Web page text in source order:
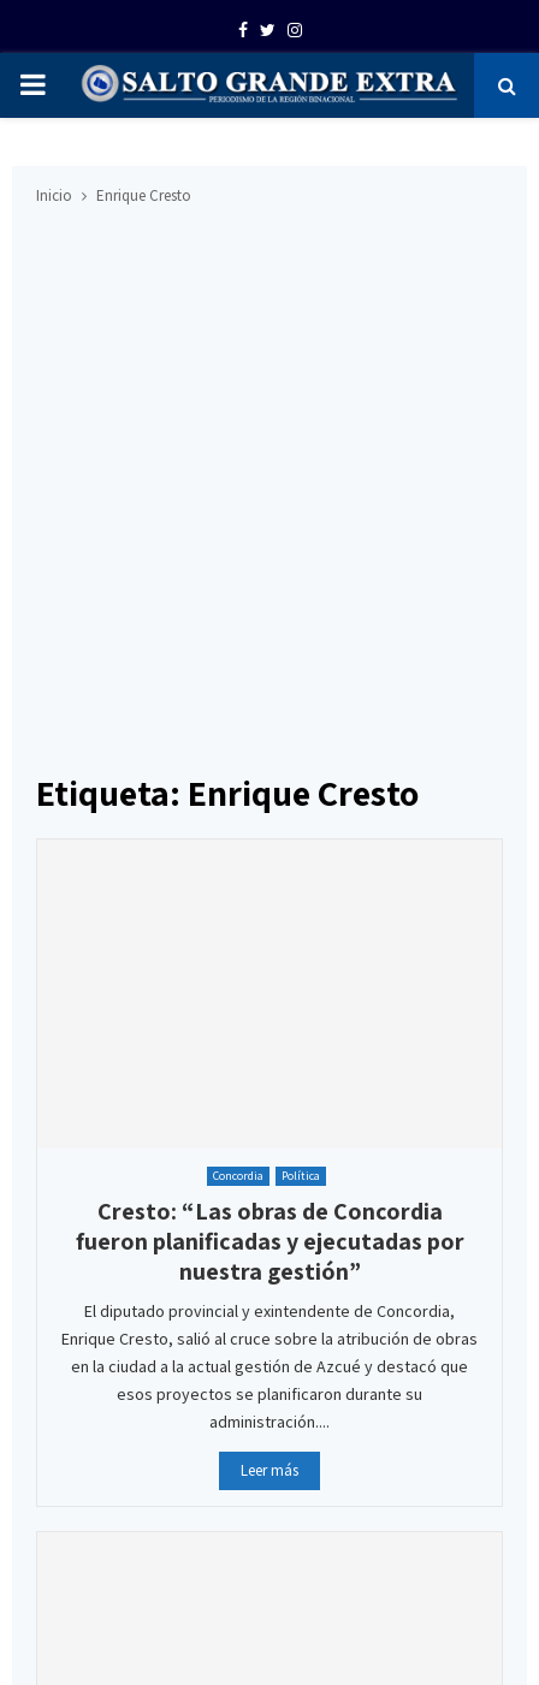
Facebook
TwitterInstagram
PRIMARY
Inicio Enrique Cresto
Etiqueta: Enrique Cresto
Concordia Política
Cresto: “Las obras de Concordia
fueron planificadas y ejecutadas por
nuestra gestión”
El diputado provincial y exintendente de Concordia,
Enrique Cresto, salió al cruce sobre la atribución de obras
en la ciudad a la actual gestión de Azcué y destacó que
esos proyectos se planificaron durante su
administración....
Leer más